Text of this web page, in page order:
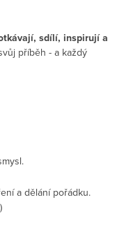
sdílí, inspirují a
příběh - a každý
a dělání pořádku.